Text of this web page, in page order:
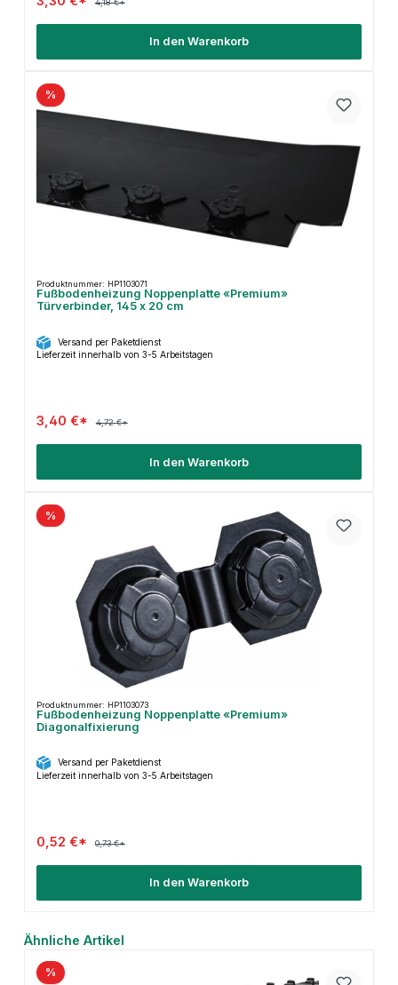
In den Warenkorb
%
Produktnummer: HP1103071
Fußbodenheizung Noppenplatte «Premium»
Türverbinder, 145 x 20 cm
Versand per Paketdienst
Lieferzeit innerhalb von 3-5 Arbeitstagen
3,40 €* 4,72 €*
In den Warenkorb
%
Produktnummer: HP1103073
Fußbodenheizung Noppenplatte «Premium»
Diagonalfixierung
Versand per Paketdienst
Lieferzeit innerhalb von 3-5 Arbeitstagen
0,52 €* 0,73 €*
In den Warenkorb
Produktgalerie überspringen
Ähnliche Artikel
%